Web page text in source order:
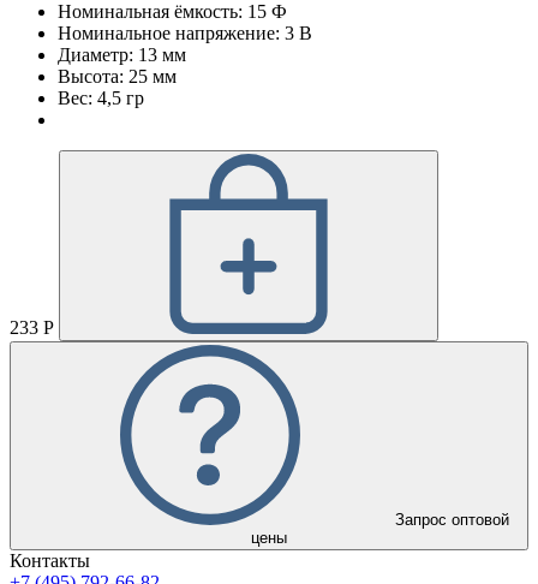
Номинальная ёмкость: 15 Ф
Номинальное напряжение: 3 В
Диаметр: 13 мм
Высота: 25 мм
Вес: 4,5 гр
233 Р
Запрос оптовой
цены
Контакты